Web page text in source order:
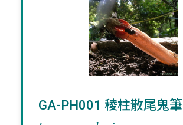
GA-PH001 稜柱散尾鬼筆